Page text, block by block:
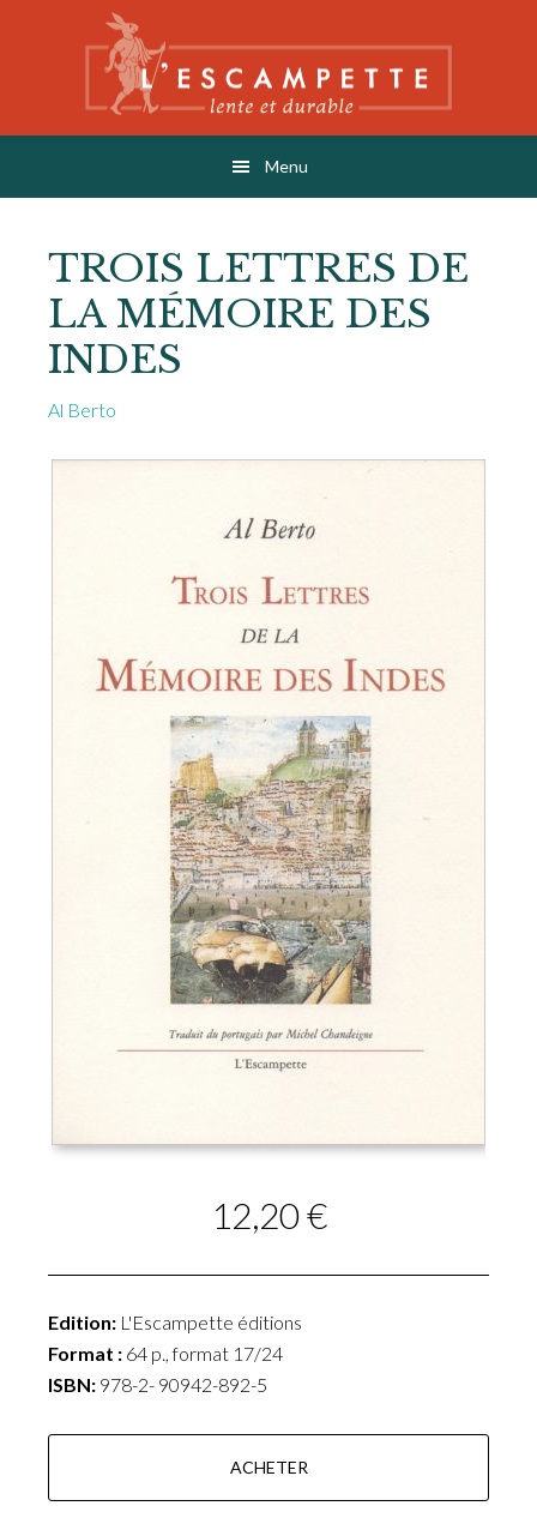
L'ESCAMPETTE
éditions lentes & durables
Menu
TROIS LETTRES DE
LA MÉMOIRE DES
INDES
Al Berto
12,20 €
Edition: L'Escampette éditions
Format : 64 p., format 17/24
ISBN: 978-2- 90942-892-5
ACHETER